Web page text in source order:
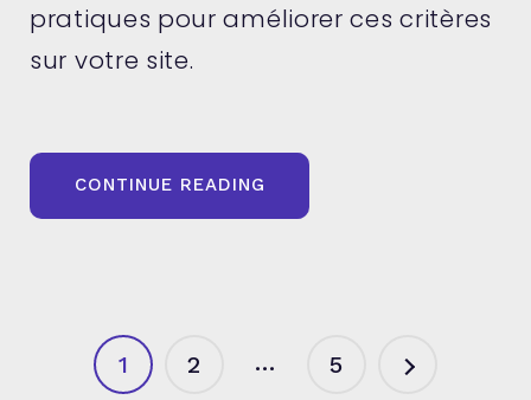
pratiques pour améliorer ces critères
sur votre site.
CONTINUE READING
A-
SAVOIR »
Pagination
1 2 … 5